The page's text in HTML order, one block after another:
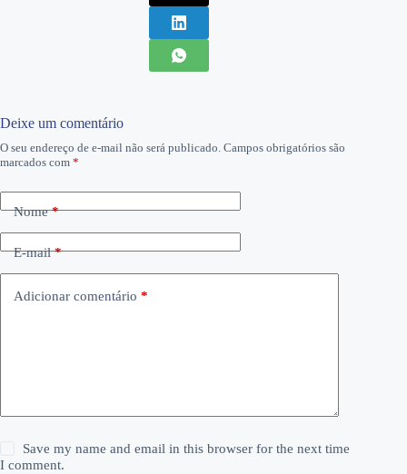
Deixe um comentário
O seu endereço de e-mail não será publicado. Campos obrigatórios são
marcados com *
Nome*
E-mail*
Adicionar comentário *
Save my name and email in this browser for the next time
I comment.